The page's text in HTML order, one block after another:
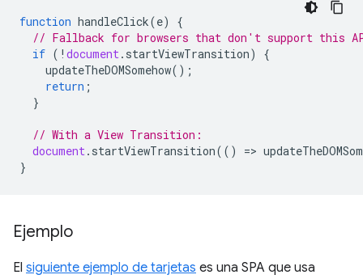
function handleClick(e)
{
// Fallback for browsers that don't support this
if ( ! document. startViewTransition)
{
updateTheDOMSomehow();
return ;
}
// With a View Transition:
document. startViewTransition(() =>
}
Ejemplo
El siguiente ejemplo de tarjetas es una SPA que usa